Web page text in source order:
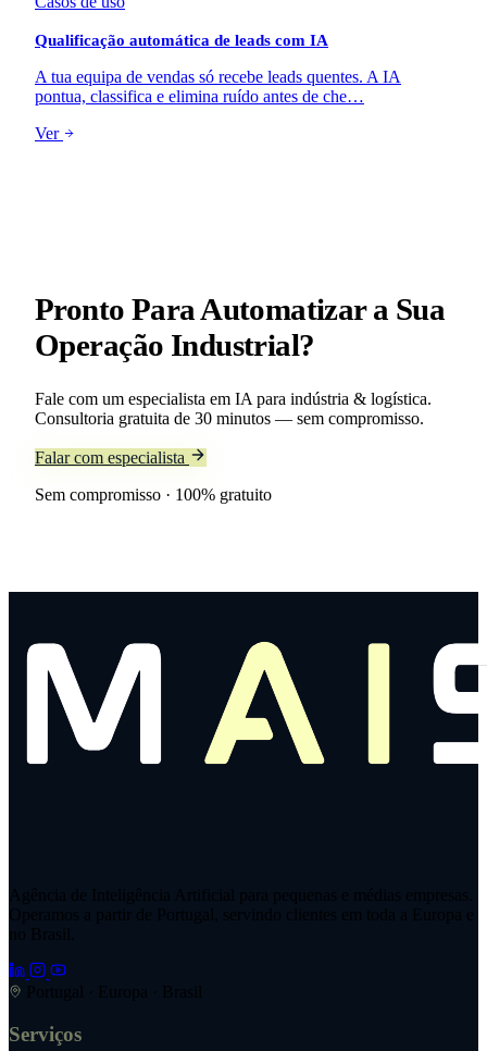
Qualificação automática de leads com IA
A tua equipa de vendas só recebe leads quentes. A IA
pontua, classifica e elimina ruído antes de che…
Ver
Pronto Para Automatizara Sua
Operação Industrial?
Fale com um especialista em IA para indústria & logística.
Consultoria gratuita de 30 minutos — sem compromisso.
Falar com especialista
Sem compromisso · 100% gratuito
Agência de Inteligência Artificial para pequenas e médias empresas.
Operamos a partir de Portugal, servindo clientes em toda a Europa e
no Brasil.
Portugal · Europa · Brasil
Serviços